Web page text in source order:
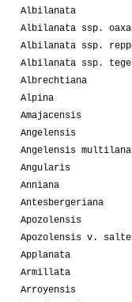
Albilanata
Albilanata ssp.
Albilanata ssp.
Albilanata ssp.
Albrechtiana
Alpina
Amajacensis
Angelensis
Angelensis
Angularis
Anniana
Antesbergeriana
Apozolensis
Apozolensis v.
Applanata
Armillata
Arroyensis